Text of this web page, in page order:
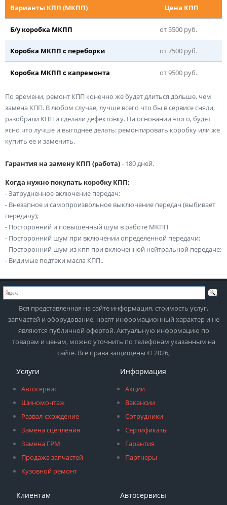
Варианты КПП (МКПП) Цена КПП
Б/у коробка МКПП от 5500 руб.
Коробка МКПП с переборки от 7500 руб.
Коробка МКПП с капремонта от 9500 руб.
По времени, ремонт КПП конечно же будет длиться дольше, чем
замена КПП. В любом случае, лучше всего что бы в сервисе сняли,
разобрали КПП и сделали дефектовку. На основании этого, будет
ясно что лучше и выгоднее делать: ремонтировать коробку или же
купить ее и заменить.
Гарантия на замену КПП (работа)- 180 дней.
Когда нужно покупать коробку КПП:
- Затрудненное включение передач;
- Внезапное и самопроизвольное выключение передач (выбивает
передачу);
- Посторонний и повышенный шум в работе МКПП
- Посторонний шум при включении определенной передачи;
- Посторонний шум из кпп при включенной нейтральной передаче;
- Видимые подтеки масла КПП..
Вся представленная на сайте информация, стоимость услуг,
запчастей и оборудование, носят информационный характер и не
являются публичной офертой. Актуальную информацию по
товарам и ценам, можно уточнить по телефонам указанным на
сайте. Все права защищены © 2026,
Услуги
Автосервис
Шиномонтаж
Развал-схождение
Замена сцепления
Замена ГРМ
Продажа запчастей
Кузовной ремонт
Информация
Акции
Вакансии
Сотрудники
Сертификаты
Гарантия
Партнеры
Клиентам Автосервисы